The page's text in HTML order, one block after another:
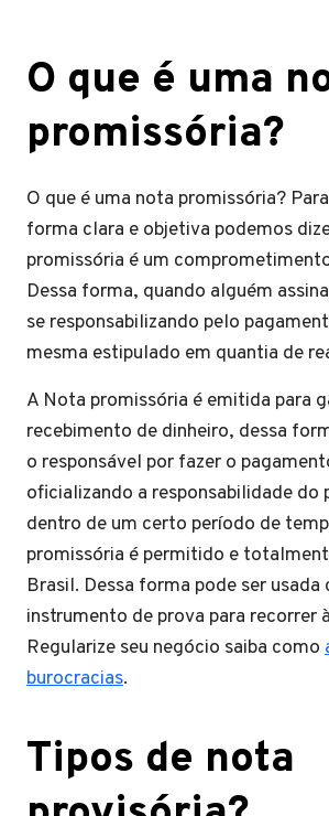
O que é uma
promissória?
O que é uma nota promissória?
forma clara e objetiva podemos
promissória é um
Dessa forma, quando alguém
se responsabilizando pelo
mesma estipulado em quantia de
A Nota promissória é emitida para
recebimento de dinheiro, dessa
o responsável por fazer o
oficializando a responsabilidade do
dentro de um certo período de
promissória é permitido e
Brasil. Dessa forma pode ser usada
instrumento de prova para recorrer
Regularize seu negócio saiba como
burocracias.
Tipos de nota